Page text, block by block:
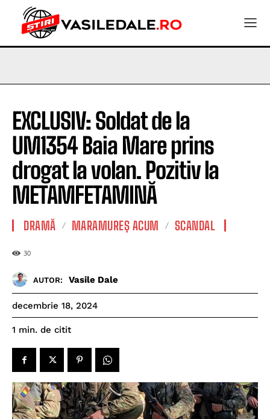
EXCLUSIV: Soldat de la
UM1354 Baia Mare prins
drogat la volan. Pozitiv la
METAMFETAMINĂ
DRAMĂ MARAMUREȘ ACUM SCANDAL
30
AUTOR: Vasile Dale
decembrie 18, 2024
1 min. de citit